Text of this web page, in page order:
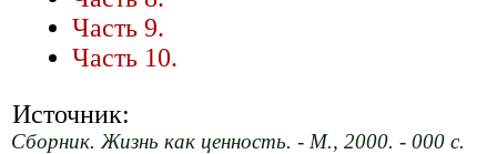
Часть 9.
Часть 10.
Источник:
Сборник. Жизнь как ценность. - М., 2000. - 000 с.